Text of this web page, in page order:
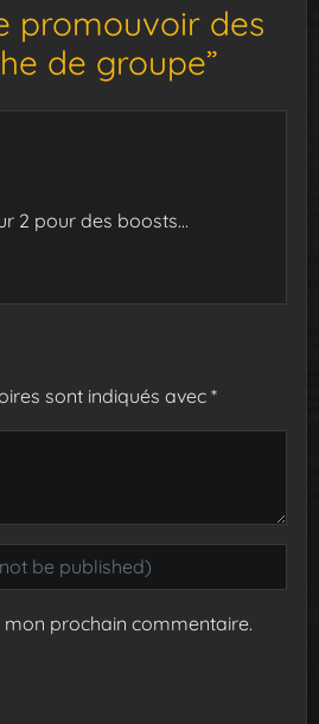
promouvoir des
de groupe”
2 pour des boosts…
sont indiqués avec *
prochain commentaire.